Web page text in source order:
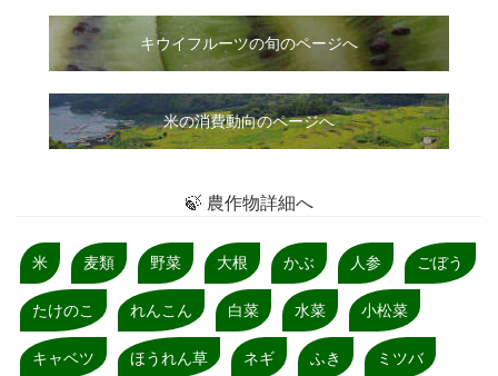
キウイフルーツの旬のページへ
米の消費動向のページへ
🍃 農作物詳細へ
米 麦類 野菜 大根 かぶ 人参 ごぼう
たけのこ れんこん 白菜 水菜 小松菜
キャベツ ほうれん草 ネギ ふき ミツバ